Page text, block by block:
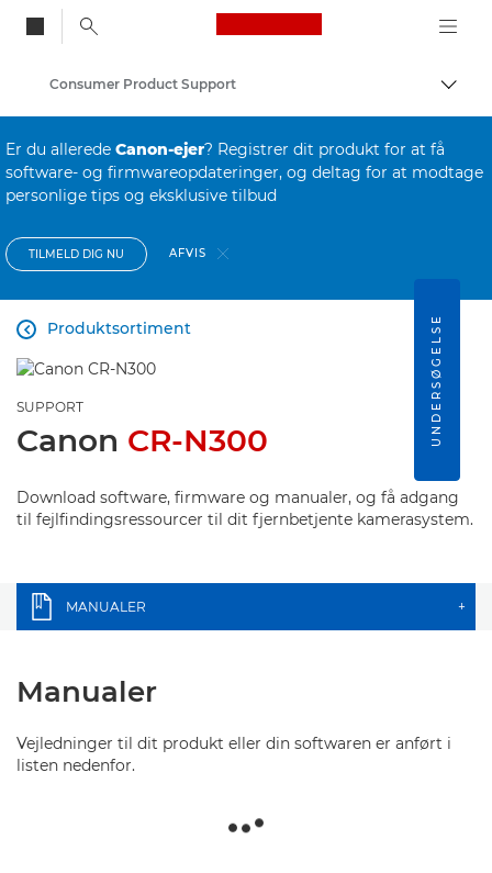
Canon Logo, back
Skift
Consumer Product Support
Er du allerede Canon-ejer? Registrer dit produkt for at få
software- og firmwareopdateringer, og deltag for at modtage
personlige tips og eksklusive tilbud
TILMELD DIG NU AFVIS
Produktsortiment

SUPPORT
Canon CR-N300
Download software, firmware og manualer, og få adgang
til fejlfindingsressourcer til dit fjernbetjente kamerasystem.
MANUALER +
Manualer
Vejledninger til dit produkt eller din softwaren er anført i
listen nedenfor.
UNDERSØGELSE